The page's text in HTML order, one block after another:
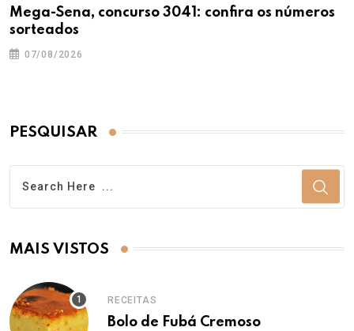
Mega-Sena, concurso 3041: confira os números
sorteados
07/08/2026
PESQUISAR
MAIS VISTOS
RECEITAS
Bolo de Fubá Cremoso